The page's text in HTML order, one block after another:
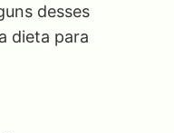
desses
dieta para